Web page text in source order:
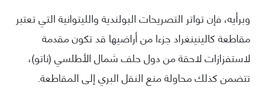
وبرأيه، فإن تواتر التصريحات البولندية والليتوانية التي تعتبر
مقاطعة كالينينغراد جزءا من أراضيها قد تكون مقدمة
لاستفزازات لاحقة من دول حلف شمال الأطلسي (ناتو)،
تتضمن كذلك محاولة منع النقل البري إلى المقاطعة.